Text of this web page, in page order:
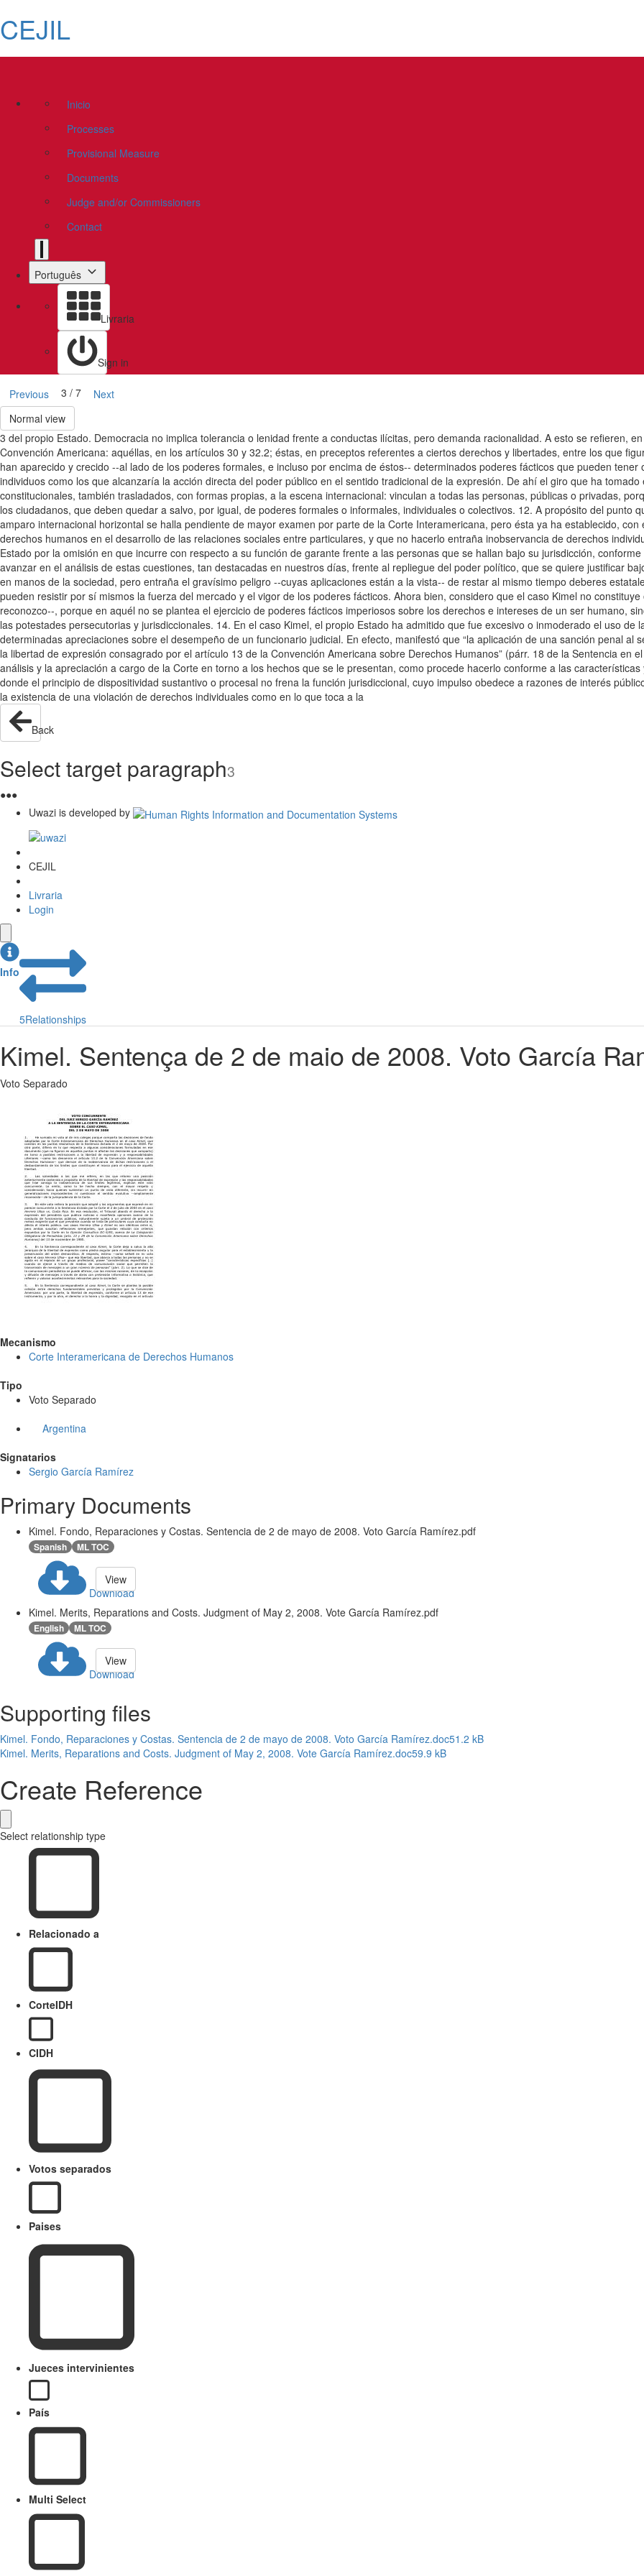
CEJIL
Inicio
Processes
Provisional Measure
Documents
Judge and/or Commissioners
Contact
Português
Livraria
Sign in
Previous 3 / 7
Next
Normal view
3 del propio Estado. Democracia no implica tolerancia o lenidad frente a conductas ilícitas, pero demanda racionalidad. A esto se refieren,
Convención Americana: aquéllas, en los artículos 30 y 32.2; éstas, en preceptos referentes a ciertos derechos y libertades, entre los que
han aparecido y crecido --al lado de los poderes formales, e incluso por encima de éstos-- determinados poderes fácticos que pueden
individuos como los que alcanzaría la acción directa del poder público en el sentido tradicional de la expresión. De ahí el giro que ha
constitucionales, también trasladados, con formas propias, a la escena internacional: vinculan a todas las personas, públicas o privadas,
los ciudadanos, que deben quedar a salvo, por igual, de poderes formales o informales, individuales o colectivos. 12. A propósito del punto
amparo internacional horizontal se halla pendiente de mayor examen por parte de la Corte Interamericana, pero ésta ya ha establecido,
derechos humanos en el desarrollo de las relaciones sociales entre particulares, y que no hacerlo entraña inobservancia de derechos
Estado por la omisión en que incurre con respecto a su función de garante frente a las personas que se hallan bajo su jurisdicción,
avanzar en el análisis de estas cuestiones, tan destacadas en nuestros días, frente al repliegue del poder político, que se quiere justificar
en manos de la sociedad, pero entraña el gravísimo peligro --cuyas aplicaciones están a la vista-- de restar al mismo tiempo deberes
pueden resistir por sí mismos la fuerza del mercado y el vigor de los poderes fácticos. Ahora bien, considero que el caso Kimel no
reconozco--, porque en aquél no se plantea el ejercicio de poderes fácticos imperiosos sobre los derechos e intereses de un ser humano,
las potestades persecutorias y jurisdiccionales. 14. En el caso Kimel, el propio Estado ha admitido que fue excesivo o inmoderado el uso
determinadas apreciaciones sobre el desempeño de un funcionario judicial. En efecto, manifestó que “la aplicación de una sanción penal
la libertad de expresión consagrado por el artículo 13 de la Convención Americana sobre Derechos Humanos” (párr. 18 de la Sentencia en
análisis y la apreciación a cargo de la Corte en torno a los hechos que se le presentan, como procede hacerlo conforme a las
donde el principio de dispositividad sustantivo o procesal no frena la función jurisdiccional, cuyo impulso obedece a razones de interés
la existencia de una violación de derechos individuales como en lo que toca a la
Back
Select target paragraph3
●●●
Uwazi is developed by
CEJIL
Livraria
Login
Info
5Relationships
Kimel. Sentença de 2 de maio de 2008. Voto García
Voto Separado
Mecanismo
Corte Interamericana de Derechos Humanos
Tipo
Voto Separado
Argentina
Signatarios
Sergio García Ramírez
Primary Documents
Kimel. Fondo, Reparaciones y Costas. Sentencia de 2 de mayo de 2008. Voto García Ramírez.pdf
Spanish ML TOC
Download
View
Kimel. Merits, Reparations and Costs. Judgment of May 2, 2008. Vote García Ramírez.pdf
English ML TOC
Download
View
Supporting files
Kimel. Fondo, Reparaciones y Costas. Sentencia de 2 de mayo de 2008. Voto García Ramírez.doc51.2 kB
Kimel. Merits, Reparations and Costs. Judgment of May 2, 2008. Vote García Ramírez.doc59.9 kB
Create Reference
Select relationship type
Relacionado a
CorteIDH
CIDH
Votos separados
Paises
Jueces intervinientes
País
Multi Select